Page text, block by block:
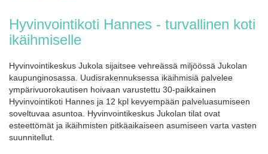
Hyvinvointikoti Hannes - turvallinen koti
ikäihmiselle
Hyvinvointikeskus Jukola sijaitsee vehreässä miljöössä Jukolan
kaupunginosassa. Uudisrakennuksessa ikäihmisiä palvelee
ympärivuorokautisen hoivaan varustettu 30-paikkainen
Hyvinvointikoti Hannes ja 12 kpl kevyempään palveluasumiseen
soveltuvaa asuntoa. Hyvinvointikeskus Jukolan tilat ovat
esteettömät ja ikäihmisten pitkäaikaiseen asumiseen varta vasten
suunnitellut.